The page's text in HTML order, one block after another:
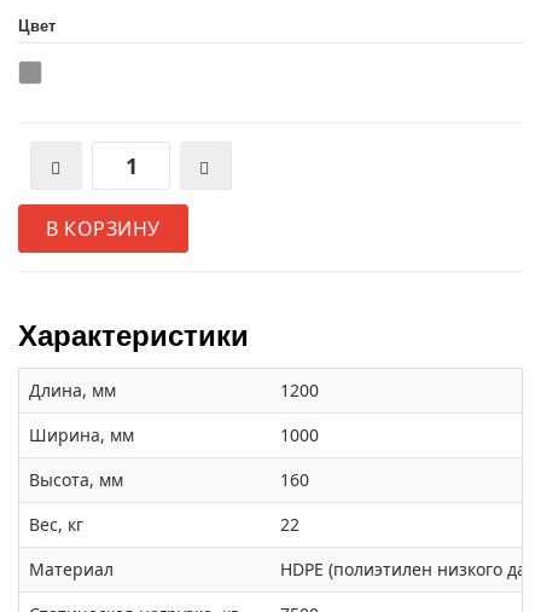
Цвет
В КОРЗИНУ
Характеристики
Длина, мм
1200
Ширина, мм
1000
Высота, мм
160
Вес, кг
22
Материал
HDPЕ (полиэтилен низкого